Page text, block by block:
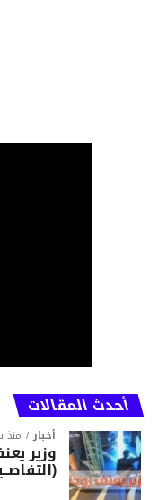
أحدث المقالات
أخبار منذ
وزير